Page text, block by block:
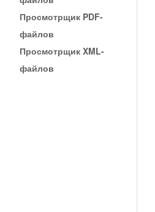
Просмотрщик PDF-
файлов
Просмотрщик XML-
файлов